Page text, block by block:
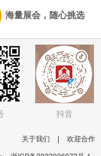
海量展会，随心挑选
抖音
关于我们 | 欢迎合作